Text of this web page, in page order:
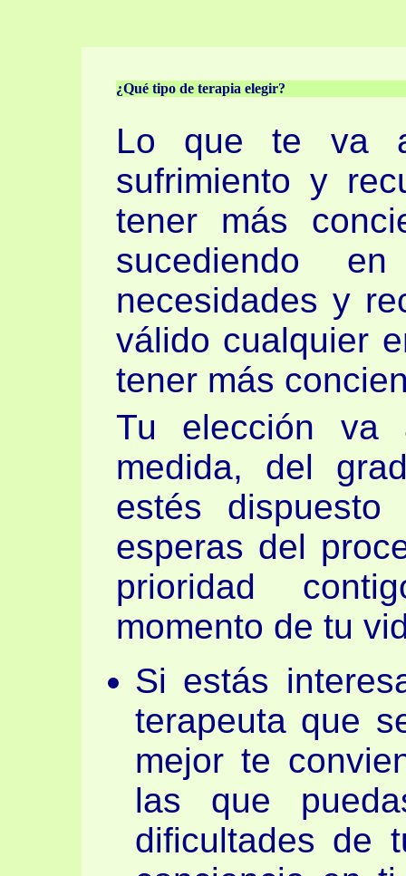
¿Qué tipo de terapia elegir?
Lo que te va
sufrimiento y
tener más
sucediendo
necesidades y
válido cualquier
tener más
Tu elección va
medida, del
estés
esperas del
prioridad
momento de tu
Si estás
terapeuta que
mejor te
las que
dificultades de